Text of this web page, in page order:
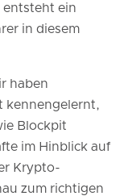
entsteht ein
in diesem
haben
kennengelernt,
Blockpit
im Hinblick auf
Krypto-
zum richtigen